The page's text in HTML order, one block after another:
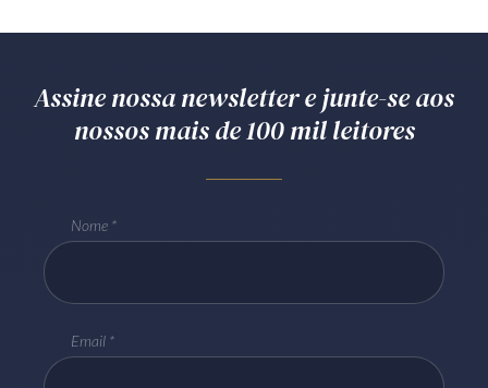
Assine nossa newsletter e junte-se aos
nossos mais de 100 mil leitores
Nome
Email